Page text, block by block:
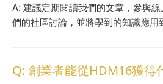
A: 建議定期閱讀我們的文章，參與
們的社區討論，並將學到的知識應用
Q: 創業者能從HDM16獲得